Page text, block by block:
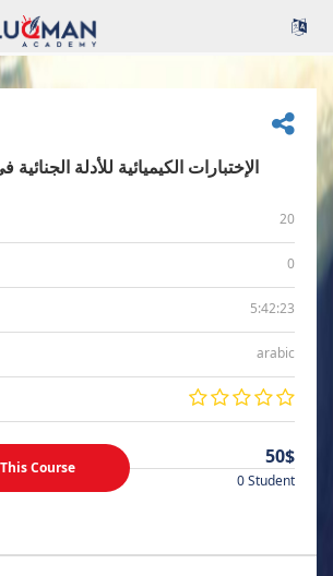
الإختبارات الكيميائية للأدلة
20
0
5:42:23
arabic
Course 50$
0 Student